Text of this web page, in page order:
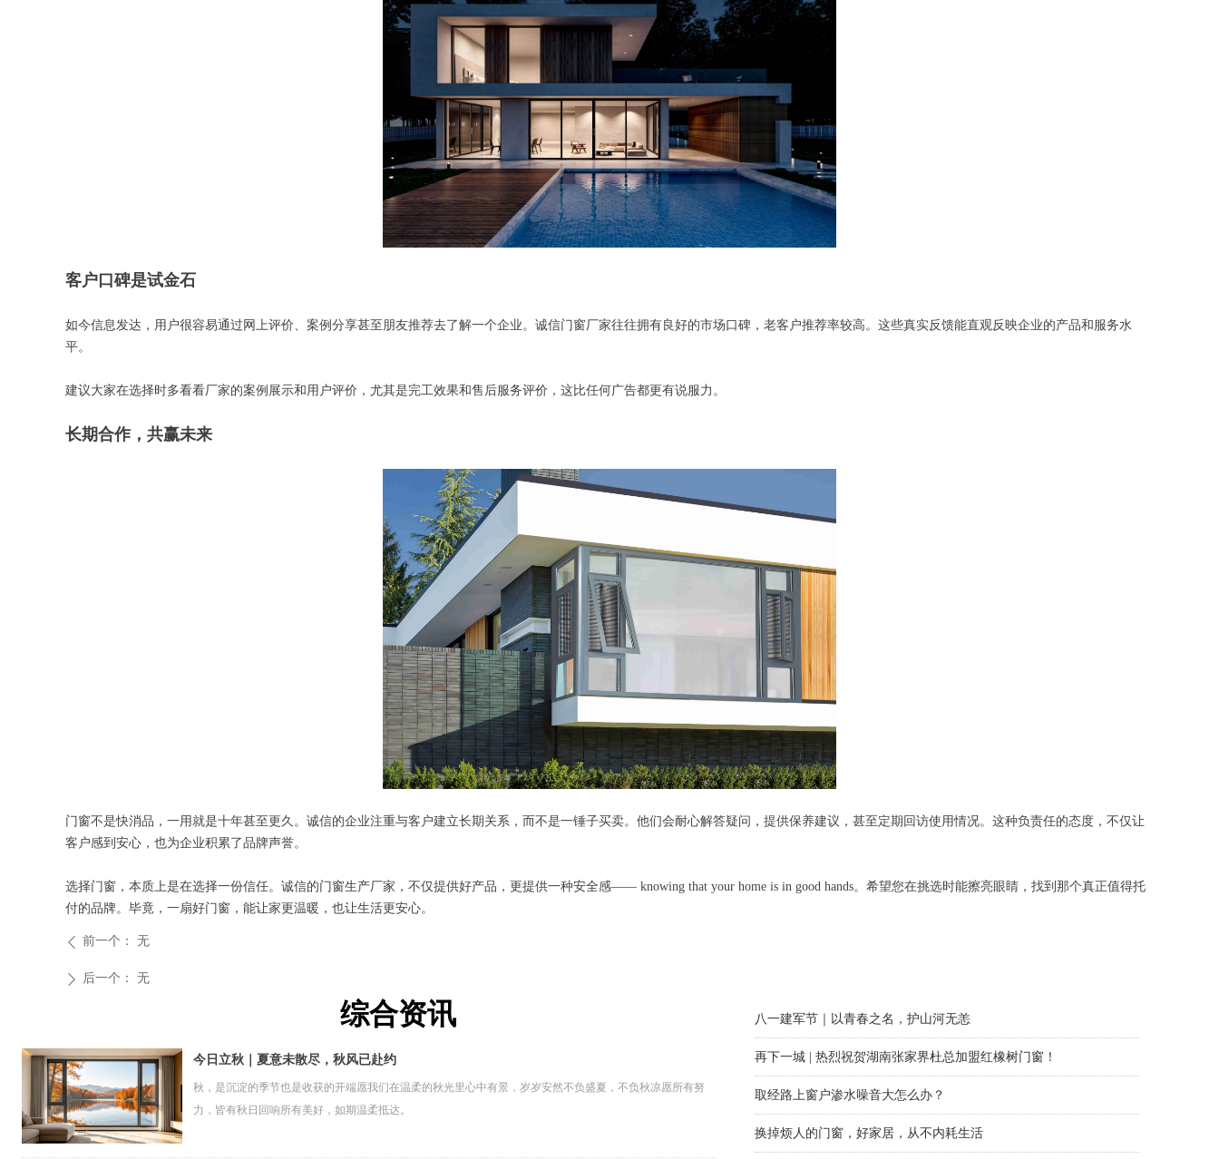
客户口碑是试金石
如今信息发达，用户很容易通过网上评价、案例分享甚至朋友推荐去了解一个企业。诚信门窗厂家往往拥有良好的市场口碑，老客户推荐率较高。这些真实反馈能直观反映企业的产品和服务水
平。
建议大家在选择时多看看厂家的案例展示和用户评价，尤其是完工效果和售后服务评价，这比任何广告都更有说服力。
长期合作，共赢未来
门窗不是快消品，一用就是十年甚至更久。诚信的企业注重与客户建立长期关系，而不是一锤子买卖。他们会耐心解答疑问，提供保养建议，甚至定期回访使用情况。这种负责任的态度，不仅让
客户感到安心，也为企业积累了品牌声誉。
选择门窗，本质上是在选择一份信任。诚信的门窗生产厂家，不仅提供好产品，更提供一种安全感—— knowing that your home is in good hands。希望您在挑选时能擦亮眼睛，找到那个真正值得托
付的品牌。毕竟，一扇好门窗，能让家更温暖，也让生活更安心。
ꄴ 前一个： 无
ꄲ 后一个： 无
综合资讯
今日立秋｜夏意未散尽，秋风已赴约
秋，是沉淀的季节也是收获的开端愿我们在温柔的秋光里心中有景，岁岁安然不负盛夏，不负秋凉愿所有努
力，皆有秋日回响所有美好，如期温柔抵达。
八一建军节｜以青春之名，护山河无恙
再下一城 | 热烈祝贺湖南张家界杜总加盟红橡树门窗！
取经路上窗户渗水噪音大怎么办？
换掉烦人的门窗，好家居，从不内耗生活